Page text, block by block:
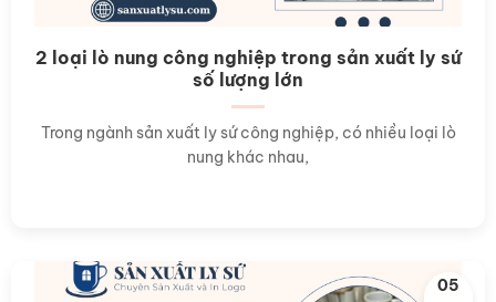
2 loại lò nung công nghiệp trong sản xuất ly sứ
số lượng lớn
Trong ngành sản xuất ly sứ công nghiệp, có nhiều loại lò
nung khác nhau,
05